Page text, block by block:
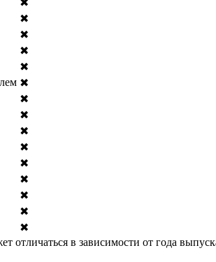
✖
✖
✖
✖
✖
✖
✖
✖
✖
✖
✖
✖
✖
✖
✖
в зависимости от года